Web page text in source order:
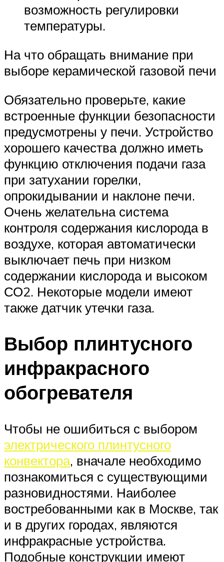
возможность регулировки
температуры.
На что обращать внимание при
выборе керамической газовой печи
Обязательно проверьте, какие
встроенные функции безопасности
предусмотрены у печи. Устройство
хорошего качества должно иметь
функцию отключения подачи газа
при затухании горелки,
опрокидывании и наклоне печи.
Очень желательна система
контроля содержания кислорода в
воздухе, которая автоматически
выключает печь при низком
содержании кислорода и высоком
СО2. Некоторые модели имеют
также датчик утечки газа.
Выбор плинтусного
инфракрасного
обогревателя
Чтобы не ошибиться с выбором
электрического плинтусного
конвектора, вначале необходимо
познакомиться с существующими
разновидностями. Наиболее
востребованными как в Москве, так
и в других городах, являются
инфракрасные устройства.
Подобные конструкции имеют